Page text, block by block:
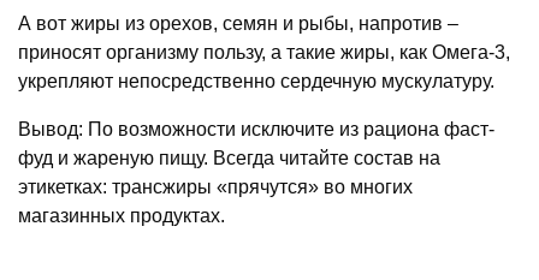
А вот жиры из орехов, семян и рыбы, напротив –
приносят организму пользу, а такие жиры, как Омега-3,
укрепляют непосредственно сердечную мускулатуру.
Вывод: По возможности исключите из рациона фаст-
фуд и жареную пищу. Всегда читайте состав на
этикетках: трансжиры «прячутся» во многих
магазинных продуктах.